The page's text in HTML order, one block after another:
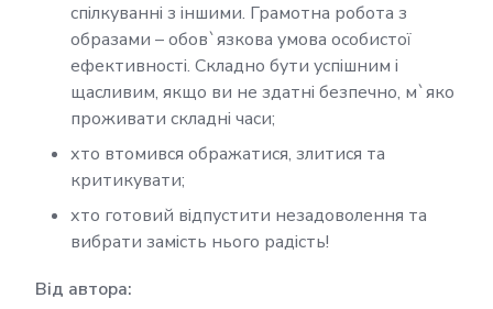
спілкуванні з іншими. Грамотна робота з
образами – обов`язкова умова особистої
ефективності. Складно бути успішним і
щасливим, якщо ви не здатні безпечно, м`яко
проживати складні часи;
хто втомився ображатися, злитися та
критикувати;
хто готовий відпустити незадоволення та
вибрати замість нього радість!
Від автора: